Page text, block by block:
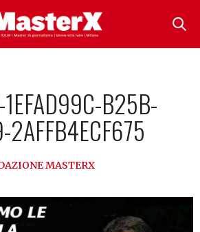
B25B-
MASTERX